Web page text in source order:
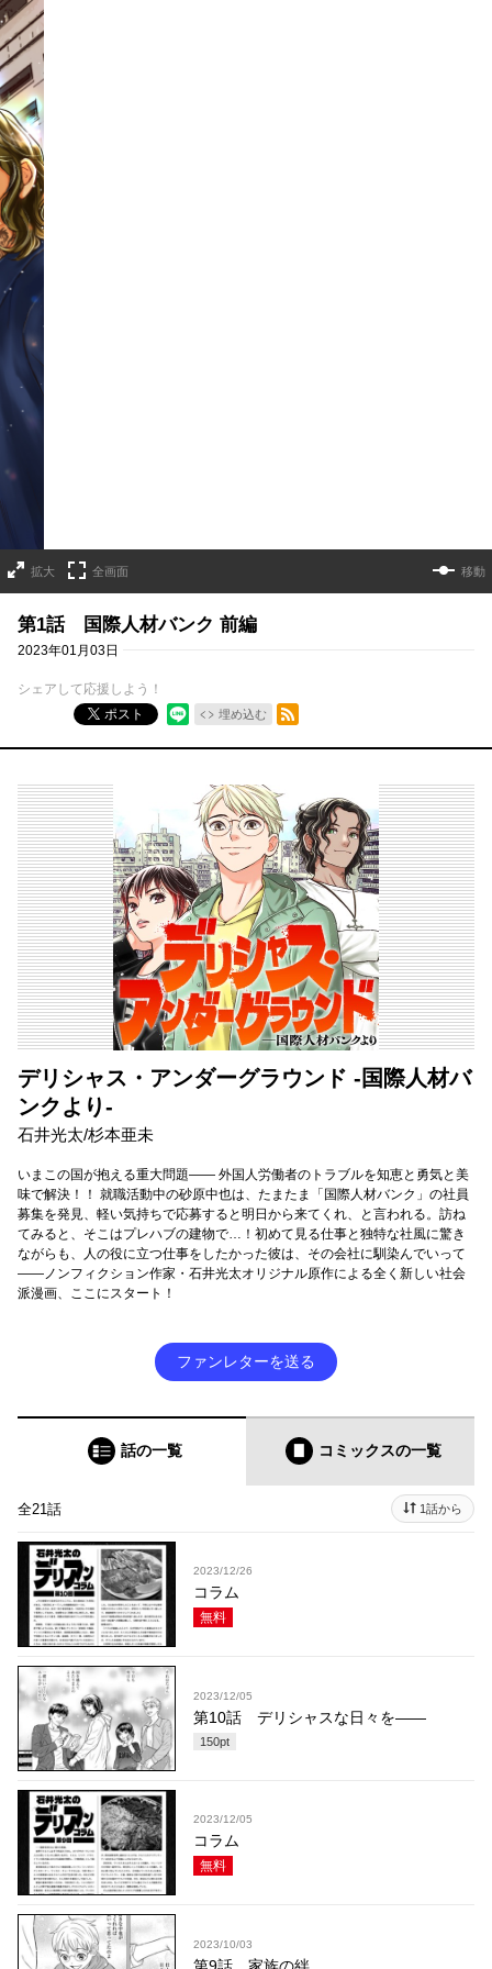
拡大 全画面 移動
第1話 国際人材バンク 前編
2023年01月03日
シェアして応援しよう！
ポスト
埋め込む
RSSフィード
デリシャス・アンダーグラウンド -国際人材バ
ンクより-
石井光太/杉本亜未
いまこの国が抱える重大問題―― 外国人労働者のトラブルを知恵と勇気と美
味で解決！！ 就職活動中の砂原中也は、たまたま「国際人材バンク」の社員
募集を発見、軽い気持ちで応募すると明日から来てくれ、と言われる。訪ね
てみると、そこはプレハブの建物で…！初めて見る仕事と独特な社風に驚き
ながらも、人の役に立つ仕事をしたかった彼は、その会社に馴染んでいって
――ノンフィクション作家・石井光太オリジナル原作による全く新しい社会
派漫画、ここにスタート！
ファンレターを送る
話の一覧 コミックスの一覧
全21話 1話から
2023/12/26
コラム
無料
2023/12/05
第10話 デリシャスな日々を――
150pt
2023/12/05
コラム
無料
2023/10/03